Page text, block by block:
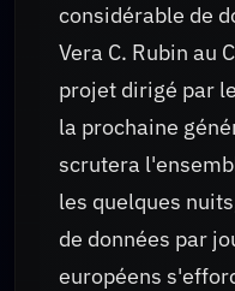
considérable de
Vera C. Rubin au
projet dirigé par
la prochaine
scrutera
les quelques
de données par
européens